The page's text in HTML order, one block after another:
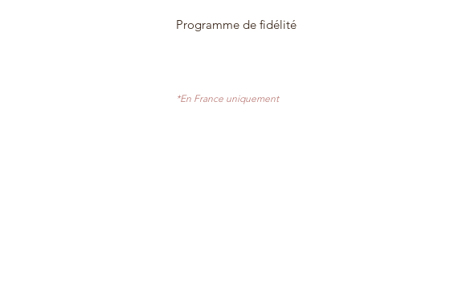
Programme de fidélité
*En France uniquement